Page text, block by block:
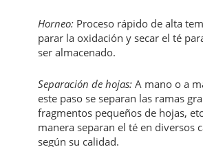
Horneo: Proceso rápido de alta
parar la oxidación y secar el té
ser almacenado.
Separación de hojas: A mano o a
este paso se separan las ramas
fragmentos pequeños de hojas,
manera separan el té en diversos
según su calidad.